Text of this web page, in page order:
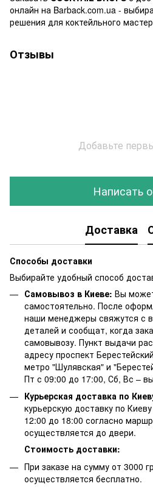
онлайн на Barback.com.ua -
решения для коктейльного
Отзывы
Добавьте
Написать
Доставка
Способы доставки
Выбирайте удобный способ
Самовывоз в Киеве: Вы
самостоятельно. После
наши менеджеры свяжутся с
деталей и сообщат, когда
самовывозу. Пункт выдачи
адресу проспект
метро "Шулявская" и
Пт с 09:00 до 17:00, Сб, Вс –
Курьерская доставка по
курьерскую доставку по
12:00 до 18:00 согласно
осуществляется до двери.
Стоимость доставки:
При заказе на сумму от 3000
осуществляется бесплатно.